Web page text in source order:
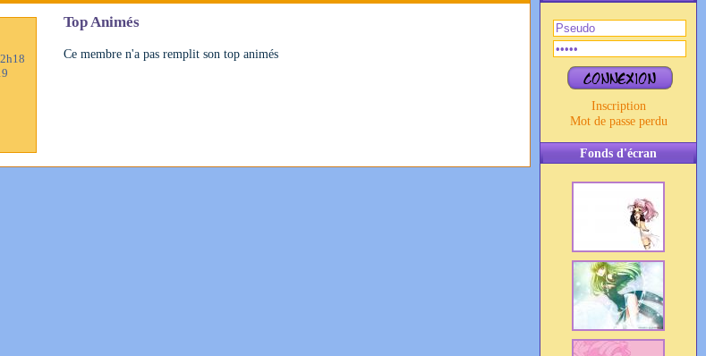
Inscription
Mot de passe perdu
Fonds d'écran
Top Animés
Ce membre n'a pas remplit son top animés